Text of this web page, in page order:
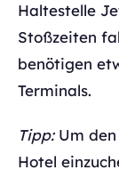
Haltestelle
Stoßzeiten
benötigen
Terminals.
Tipp:Um den
Hotel